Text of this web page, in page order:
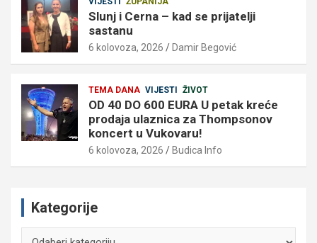
Slunj i Cerna – kad se prijatelji
sastanu
6 kolovoza, 2026 Damir Begović
TEMA DANA VIJESTI ŽIVOT
OD 40 DO 600 EURA U petak kreće
prodaja ulaznica za Thompsonov
koncert u Vukovaru!
6 kolovoza, 2026 Budica Info
Kategorije